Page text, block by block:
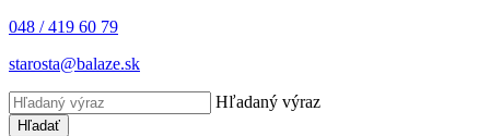
048 / 419 60 79
starosta@balaze.sk
Hľadaný výraz
Hľadať